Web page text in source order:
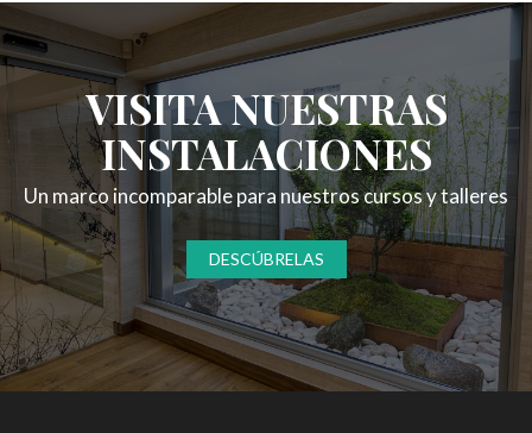
VISITA NUESTRAS
INSTALACIONES
Un marco incomparable para nuestros cursos y talleres
DESCÚBRELAS